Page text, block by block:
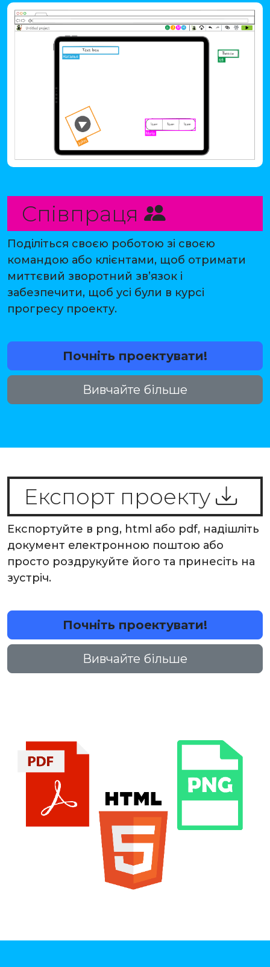
Співпраця
Поділіться своєю роботою зі своєю
командою або клієнтами, щоб отримати
миттєвий зворотний зв’язок і
забезпечити, щоб усі були в курсі
прогресу проекту.
Почніть проектувати!
Вивчайте більше
Експорт проекту
Експортуйте в png, html або pdf, надішліть
документ електронною поштою або
просто роздрукуйте його та принесіть на
зустріч.
Почніть проектувати!
Вивчайте більше